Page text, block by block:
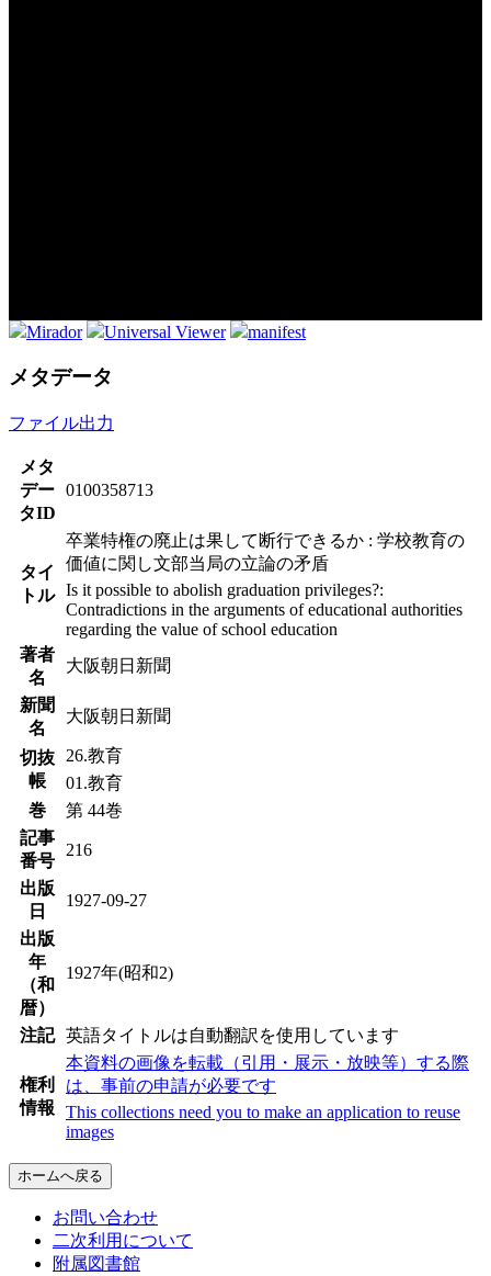
Mirador Universal Viewer manifest
メタデータ
ファイル出力
メタ
デー
タID
0100358713
タイ
トル
卒業特権の廃止は果して断行できるか : 学校教育の
価値に関し文部当局の立論の矛盾
Is it possible to abolish graduation privileges?:
Contradictions in the arguments of educational authorities
regarding the value of school education
著者
名
大阪朝日新聞
新聞
名
大阪朝日新聞
切抜
帳
26.教育
01.教育
巻
第 44巻
記事
番号
216
出版
日
1927-09-27
出版
年
（和
暦）
1927年(昭和2)
注記 英語タイトルは自動翻訳を使用しています
権利
情報
本資料の画像を転載（引用・展示・放映等）する際
は、事前の申請が必要です
This collections need you to make an application to reuse
images
ホームへ戻る
お問い合わせ
二次利用について
附属図書館